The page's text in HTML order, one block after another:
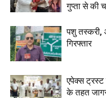
गुप्ता से की
पशु तस्करी,
गिरफ्तार
एपेक्स ट्रस्ट
के तहत